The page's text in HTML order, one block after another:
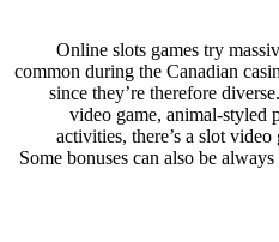
Online slots games try
common during the Canadian
since they’re therefore
video game, animal-styled
activities, there’s a slot
Some bonuses can also be